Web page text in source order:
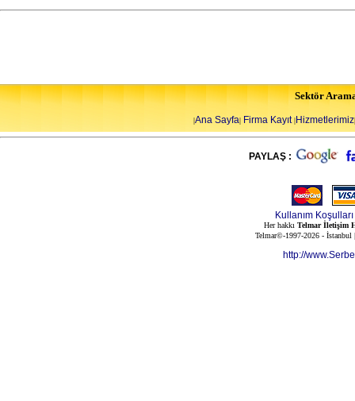
Sektör
|Ana Sayfa| Firma Kayıt|Hizmetlerimiz|
PAYLAŞ :
Kullanım Koşulları
Her hakkı Telmar İletişim
Telmar©-1997-2026 -
http://